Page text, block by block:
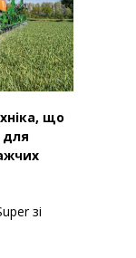
що
для
зі